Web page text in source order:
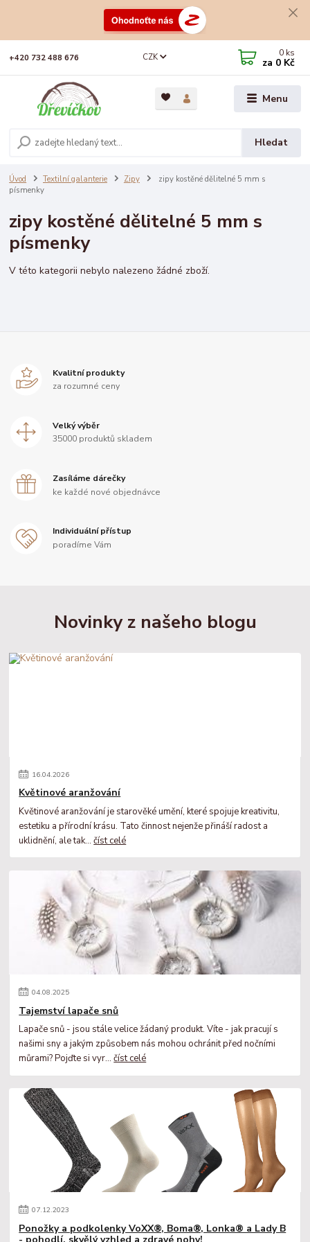
Menu
CZK
Hledat
+420 732 488 676 0 ks
za 0 Kč
Úvod Textilní galanterie Zipy
zipy kostěné dělitelné 5 mm s
písmenky
zipy kostěné dělitelné 5 mm s
písmenky
V této kategorii nebylo nalezeno žádné zboží.
Kvalitní produkty
za rozumné ceny
Velký výběr
35000 produktů skladem
Zasíláme dárečky
ke každé nové objednávce
Individuální přístup
poradíme Vám
Novinky z našeho blogu
16.04.2026
Květinové aranžování
Květinové aranžování je starověké umění, které spojuje kreativitu,
estetiku a přírodní krásu. Tato činnost nejenže přináší radost a
uklidnění, ale tak...číst celé
04.08.2025
Tajemství lapače snů
Lapače snů - jsou stále velice žádaný produkt. Víte - jak pracují s
našimi sny a jakým způsobem nás mohou ochránit před nočními
můrami? Pojďte si vyr...číst celé
07.12.2023
Ponožky a podkolenky VoXX®, Boma®, Lonka® a Lady B